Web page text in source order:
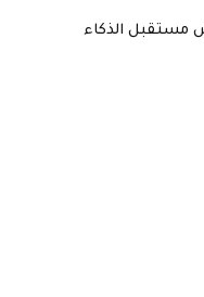
مستقبل الذكاء